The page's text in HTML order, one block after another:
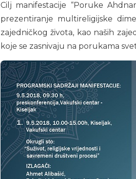
Cilj manifestacije “Poruke
prezentiranje multireligijske
zajedničkog života, kao naših
koje se zasnivaju na porukama